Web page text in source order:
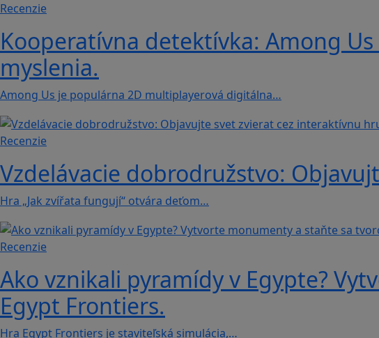
Recenzie
Kooperatívna detektívka: Among
myslenia.
Among Us je populárna 2D multiplayerová digitálna…
Recenzie
Vzdelávacie dobrodružstvo:
Hra „Jak zvířata fungují“ otvára deťom…
Recenzie
Ako vznikali pyramídy v Egypte?
Egypt Frontiers.
Hra Egypt Frontiers je staviteľská simulácia,…